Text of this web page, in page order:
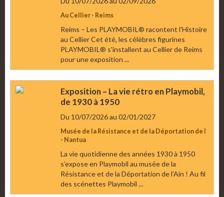
Au Cellier - Reims
Reims – Les PLAYMOBIL® racontent l'Histoire
au Cellier Cet été, les célèbres figurines
PLAYMOBIL® s'installent au Cellier de Reims
pour une exposition ...
Exposition – La vie rétro en Playmobil,
de 1930 à 1950
Du 10/07/2026au 02/01/2027
Musée de la Résistance et de la Déportation de l
- Nantua
La vie quotidienne des années 1930 à 1950
s’expose en Playmobil au musée de la
Résistance et de la Déportation de l’Ain ! Au fil
des scénettes Playmobil ...